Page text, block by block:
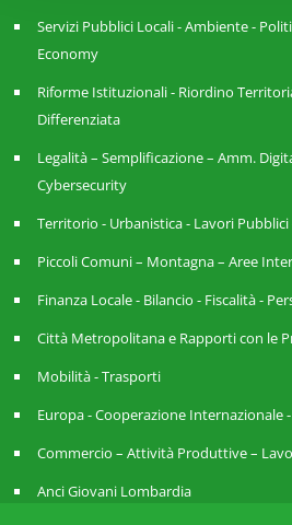
Servizi Pubblici Locali - Ambiente -
Economy
Riforme Istituzionali - Riordino
Differenziata
Legalità – Semplificazione – Amm.
Cybersecurity
Territorio - Urbanistica - Lavori Pubblici
Piccoli Comuni – Montagna – Aree
Finanza Locale - Bilancio - Fiscalità -
Città Metropolitana e Rapporti con le
Mobilità - Trasporti
Europa - Cooperazione Internazionale
Commercio – Attività Produttive –
Anci Giovani Lombardia